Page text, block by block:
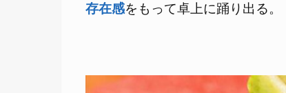
存在感をもって卓上に踊り出る。